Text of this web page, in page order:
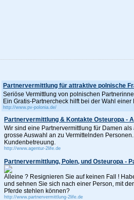
Partnervermittlung für attraktive polnische
Seriöse Vermittlung von polnischen
Ein Gratis-Partnercheck hilft bei der Wahl
http://www.pv-polonia.de/
Partnervermittlung & Kontakte Osteuropa -
Wir sind eine Partnervermittlung für Damen
grosse Auswahl an zu Vermittelnden
Kundenbetreuung.
http://www.agentur-2life.de
Partnervermittlung, Polen, und Osteuropa -
Alleine ? Resignieren Sie auf keinen Fall !
und sehnen Sie sich nach einer Person, mit
Pferde stehlen können?
http://www.partnervermittlung-2life.de